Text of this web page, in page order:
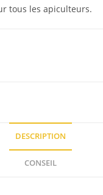
tous les apiculteurs.
DESCRIPTION
CONSEIL